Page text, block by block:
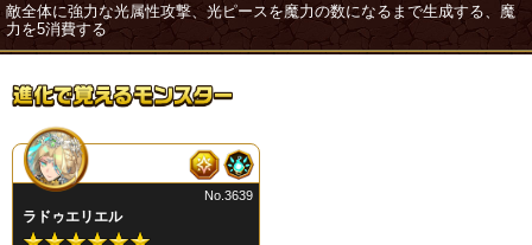
敵全体に強力な光属性攻撃、光ピースを魔力の数になるまで生成する、魔
力を5消費する
ラドゥエリエル
No.3639